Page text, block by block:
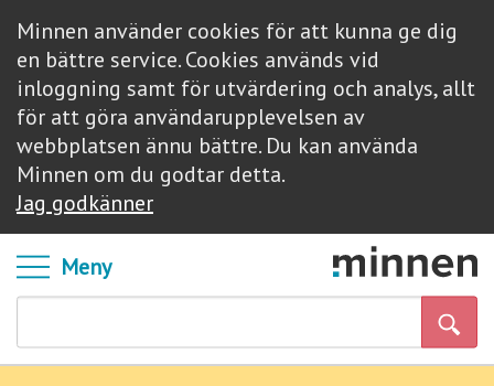
Minnen använder cookies för att kunna ge dig
en bättre service. Cookies används vid
inloggning samt för utvärdering och analys, allt
för att göra användarupplevelsen av
webbplatsen ännu bättre. Du kan använda
Minnen om du godtar detta.
Jag godkänner
Meny